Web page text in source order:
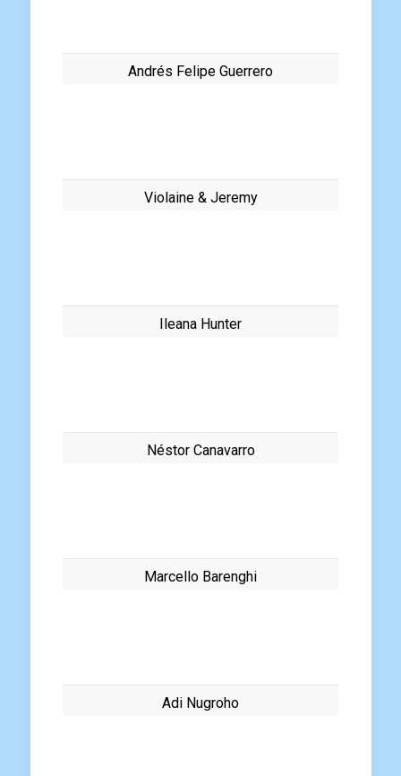
Andrés Felipe Guerrero
Violaine & Jeremy
Ileana Hunter
Néstor Canavarro
Marcello Barenghi
Adi Nugroho